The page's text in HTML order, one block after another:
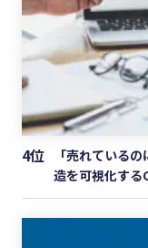
4位
「売れている
造を可視化する